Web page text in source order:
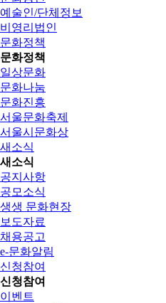
예술인/단체정보
비영리법인
문화정책
문화정책
일상문화
문화나눔
문화진흥
서울문화축제
서울시문화상
새소식
새소식
공지사항
공모소식
생생 문화현장
보도자료
채용공고
e-문화알림
신청참여
신청참여
이벤트